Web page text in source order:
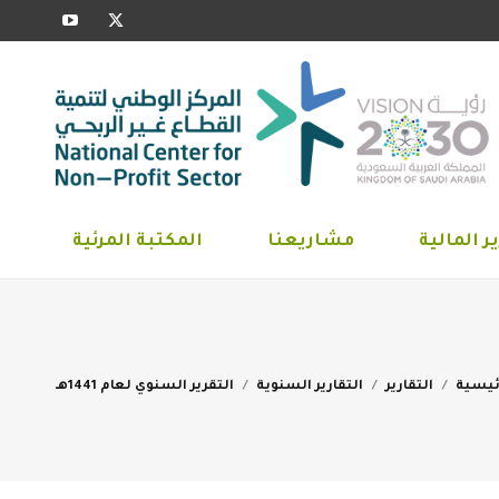
X
opens
in
new
window
opens
in
new
window
المالية مشاريعنا المكتبة المرئية
You التقارير التقارير السنوية التقرير السنوي لعام 1441هـ
المالية مشاريعنا المكتبة المرئية